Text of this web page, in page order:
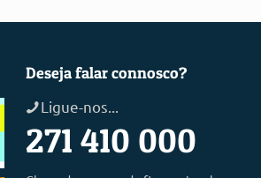
Deseja falar connosco?
Ligue-nos...
271 410 000